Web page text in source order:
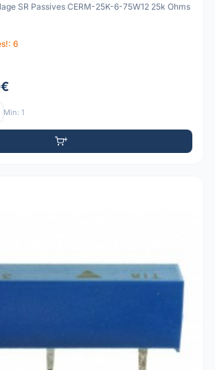
SR Passives CERM-25K-6-75W12 25k Ohms
6
Min: 1